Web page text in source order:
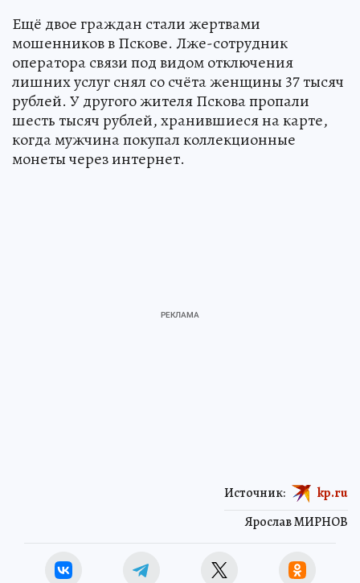
Ещё двое граждан стали жертвами
мошенников в Пскове. Лже-сотрудник
оператора связи под видом отключения
лишних услуг снял со счёта женщины 37 тысяч
рублей. У другого жителя Пскова пропали
шесть тысяч рублей, хранившиеся на карте,
когда мужчина покупал коллекционные
монеты через интернет.
Ярослав МИРНОВ
Источник: kp.ru